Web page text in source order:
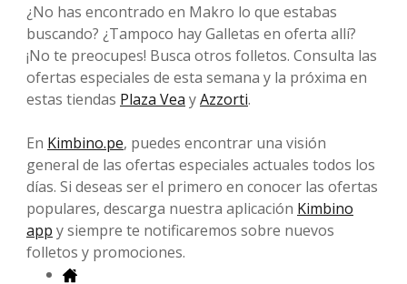
¿No has encontrado en Makro lo que estabas
buscando? ¿Tampoco hay Galletas en oferta allí?
¡No te preocupes! Busca otros folletos. Consulta las
ofertas especiales de esta semana y la próxima en
estas tiendas Plaza Vea yAzzorti.
En Kimbino.pe, puedes encontrar una visión
general de las ofertas especiales actuales todos los
días. Si deseas ser el primero en conocer las ofertas
populares, descarga nuestra aplicación Kimbino
app y siempre te notificaremos sobre nuevos
folletos y promociones.